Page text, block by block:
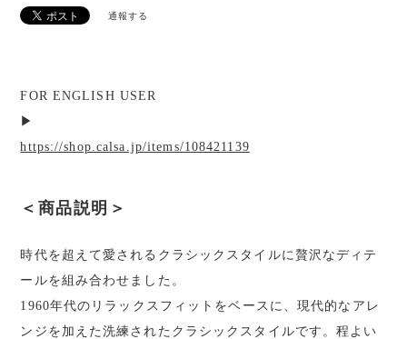
通報する
FOR ENGLISH USER
▶︎
https://shop.calsa.jp/items/108421139
＜商品説明＞
時代を超えて愛されるクラシックスタイルに贅沢なディテ
ールを組み合わせました。
1960年代のリラックスフィットをベースに、現代的なアレ
ンジを加えた洗練されたクラシックスタイルです。程よい